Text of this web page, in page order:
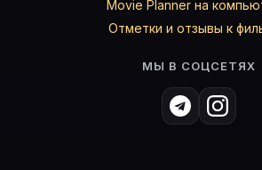
Movie Planner на
Отметки и отзывы к
МЫ В СОЦСЕТЯХ